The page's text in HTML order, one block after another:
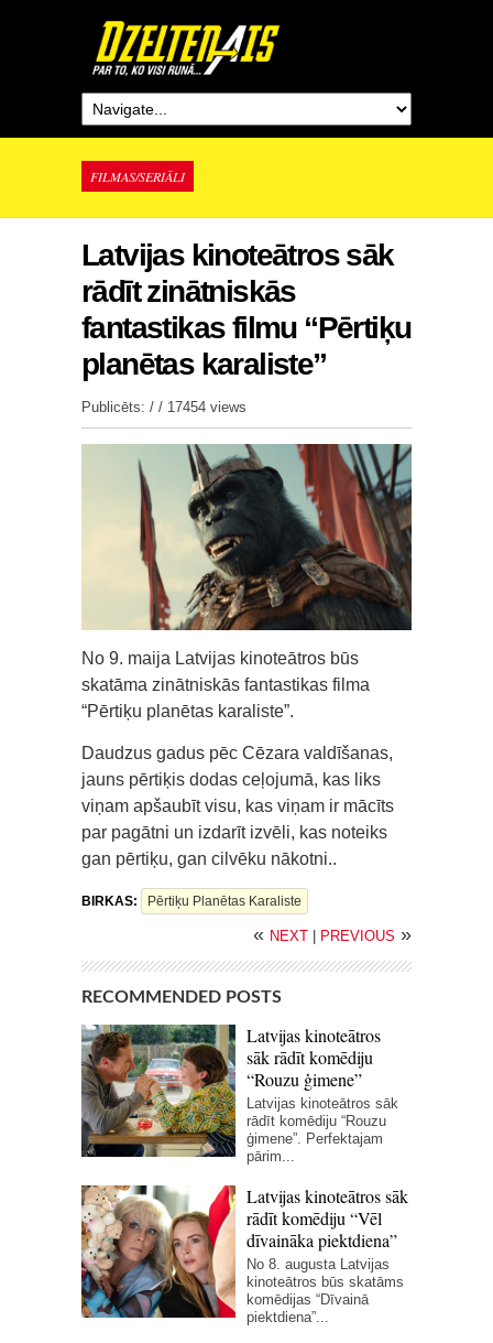
FILMAS/SERIĀLI
Latvijas kinoteātros sāk
rādīt zinātniskās
fantastikas filmu “Pērtiķu
planētas karaliste”
Publicēts: / / 17454 views
No 9. maija Latvijas kinoteātros būs
skatāma zinātniskās fantastikas filma
“Pērtiķu planētas karaliste”.
Daudzus gadus pēc Cēzara valdīšanas,
jauns pērtiķis dodas ceļojumā, kas liks
viņam apšaubīt visu, kas viņam ir mācīts
par pagātni un izdarīt izvēli, kas noteiks
gan pērtiķu, gan cilvēku nākotni..
BIRKAS: Pērtiķu Planētas Karaliste
« NEXT | PREVIOUS »
RECOMMENDED POSTS
Latvijas kinoteātros
sāk rādīt komēdiju
“Rouzu ģimene”
Latvijas kinoteātros sāk
rādīt komēdiju “Rouzu
ģimene”. Perfektajam
pārim...
Latvijas kinoteātros sāk
rādīt komēdiju “Vēl
dīvaināka piektdiena”
No 8. augusta Latvijas
kinoteātros būs skatāms
komēdijas “Dīvainā
piektdiena”...